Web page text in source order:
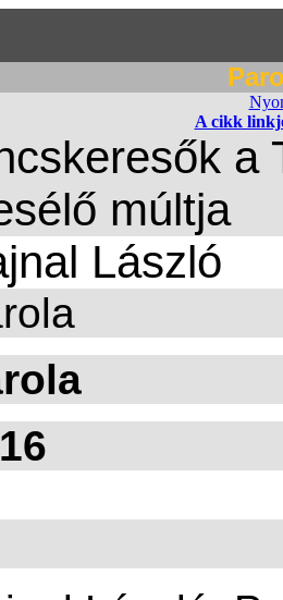
A cikk
a
múltja
László